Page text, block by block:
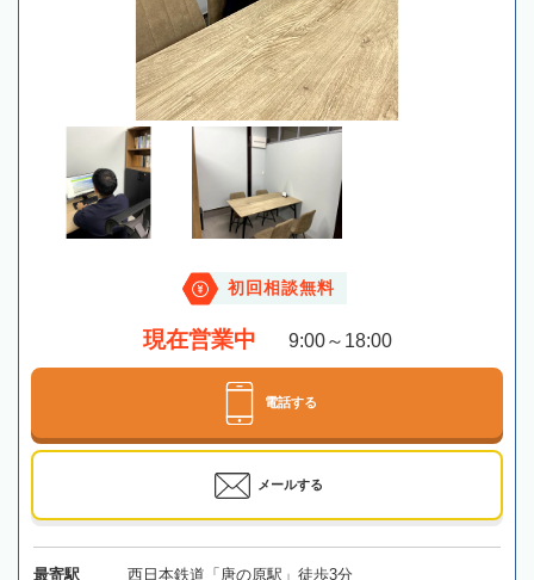
初回相談無料
現在営業中 9:00～18:00
電話する
メールする
最寄駅 西日本鉄道「唐の原駅」徒歩3分